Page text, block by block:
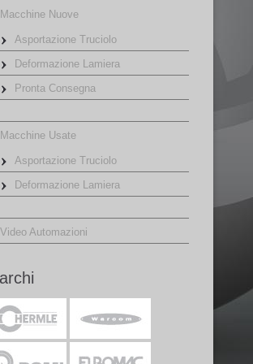
Macchine Nuove
Asportazione Truciolo
Deformazione Lamiera
Pronta Consegna
Macchine Usate
Asportazione Truciolo
Deformazione Lamiera
Video Automazioni